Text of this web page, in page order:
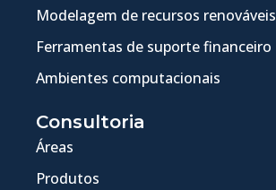
Modelagem de recursos renováveis
Ferramentas de suporte financeiro
Ambientes computacionais
Consultoria
Áreas
Produtos